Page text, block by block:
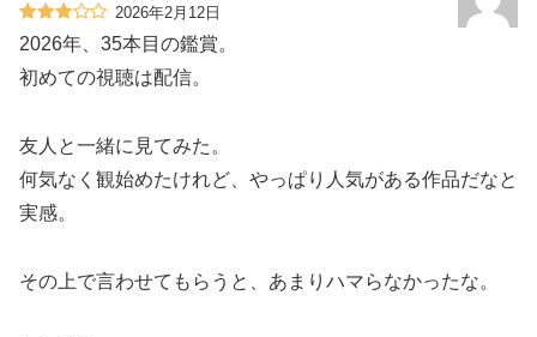
2026年2月12日
2026年、35本目の鑑賞。
初めての視聴は配信。
友人と一緒に見てみた。
何気なく観始めたけれど、やっぱり人気がある作品だなと
実感。
その上で言わせてもらうと、あまりハマらなかったな。